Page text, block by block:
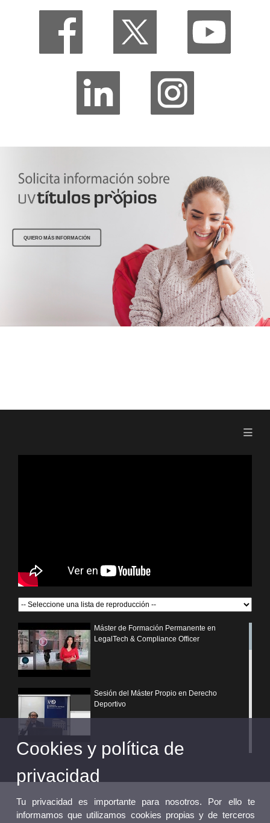
QUIERO MÁS INFORMACIÓN
Máster de Formación Permanente en
LegalTech & Compliance Officer
Sesión del Máster Propio en Derecho
Deportivo
¿Por qué elegir un postgrado propio de la
Universitat de València?
Cookies y política de
privacidad
Tu privacidad es importante para nosotros. Por ello te
informamos que utilizamos cookies propias y de terceros